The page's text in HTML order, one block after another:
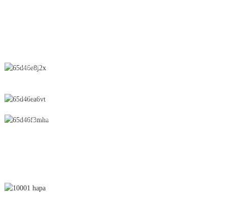
Nambari 28 Barabara ya Chunfeng, Eneo la Maendeleo ya Kiuchumi
0086-795-2196639
sales@wonsen.cn